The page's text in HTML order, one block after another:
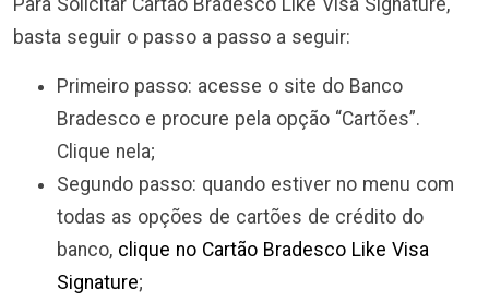
Para Solicitar Cartão Bradesco Like Visa Signature,
basta seguir o passo a passo a seguir:
Primeiro passo: acesse o site do Banco
Bradesco e procure pela opção “Cartões”.
Clique nela;
Segundo passo: quando estiver no menu com
todas as opções de cartões de crédito do
banco, clique no Cartão Bradesco Like Visa
Signature;